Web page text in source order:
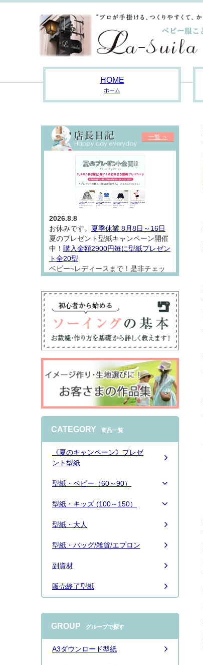
HOME
ホーム
一覧 ＞
2026.8.8
お休みです。 夏季休業 8月8日～16日
夏のプレゼント型紙キャンペーン開催
中！ 購入金額2900円毎に型紙プレゼン
ト全20型
ベビー~レディースまで！是非チェッ
クしてソーイング楽しんでください
型紙「アロハシャツロンパース」をW
ガーゼでお仕立てしました。 なんとも
着心地の良さそうな一着になりました
♪シンプルなオープンカラーシャツは
普段着にもちょっとおめかしにも使い
やすくておススメインスタで詳しくご
続きはこちら
CATEGORY 商品一覧
《夏のキャンペーン》プレゼ
ント型紙
型紙・ベビー（60～90）
型紙・キッズ (100～150）
型紙・大人
型紙・バッグ/雑貨/エプロン
副資材
販売終了型紙
GROUP グループで探す
A3ダウンロード型紙